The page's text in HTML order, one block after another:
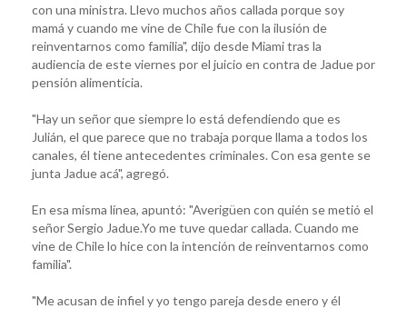
con una ministra. Llevo muchos años callada porque soy
mamá y cuando me vine de Chile fue con la ilusión de
reinventarnos como familia", dijo desde Miami tras la
audiencia de este viernes por el juicio en contra de Jadue por
pensión alimenticia.
"Hay un señor que siempre lo está defendiendo que es
Julián, el que parece que no trabaja porque llama a todos los
canales, él tiene antecedentes criminales. Con esa gente se
junta Jadue acá", agregó.
En esa misma línea, apuntó: "Averigüen con quién se metió el
señor Sergio Jadue.Yo me tuve quedar callada. Cuando me
vine de Chile lo hice con la intención de reinventarnos como
familia".
"Me acusan de infiel y yo tengo pareja desde enero y él